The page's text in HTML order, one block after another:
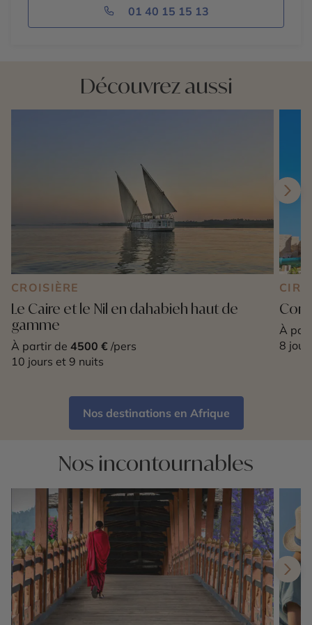
01 40 15 15 13
Découvrez aussi
CROISIÈRE
Le Caire et le Nil en dahabieh haut de
gamme
À partir de 4500 € /pers
10 jours et 9 nuits
À
8
Nos destinations en Afrique
Nos incontournables